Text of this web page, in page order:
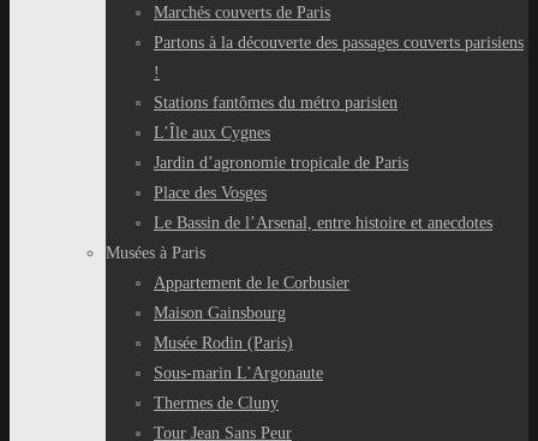
Marchés couverts de Paris
Partons à la découverte des passages couverts parisiens
!
Stations fantômes du métro parisien
L’Île aux Cygnes
Jardin d’agronomie tropicale de Paris
Place des Vosges
Le Bassin de l’Arsenal, entre histoire et anecdotes
Musées à Paris
Appartement de le Corbusier
Maison Gainsbourg
Musée Rodin (Paris)
Sous-marin L’Argonaute
Thermes de Cluny
Tour Jean Sans Peur